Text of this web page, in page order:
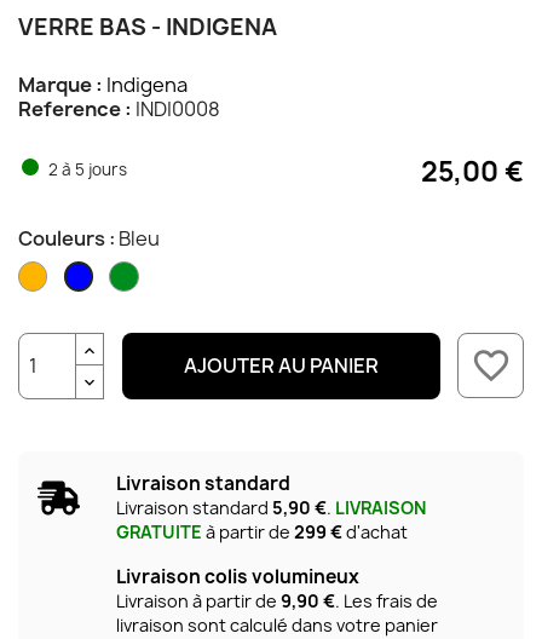
VERRE BAS - INDIGENA
Marque : Indigena
Reference : INDI0008
2 à 5 jours 25,00 €
Couleurs : Bleu
AmbreBleu Vert
AJOUTER AU PANIER favorite_border
Livraison standard
Livraison standard 5,90 €. LIVRAISON
GRATUITE à partir de 299 €d'achat
Livraison colis volumineux
Livraison à partir de 9,90 €. Les frais de
livraison sont calculé dans votre panier